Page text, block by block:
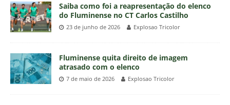
Saiba como foi a reapresentação do elenco
do Fluminense no CT Carlos Castilho
23 de junho de 2026 Explosao Tricolor
Fluminense quita direito de imagem
atrasado com o elenco
7 de maio de 2026 Explosao Tricolor